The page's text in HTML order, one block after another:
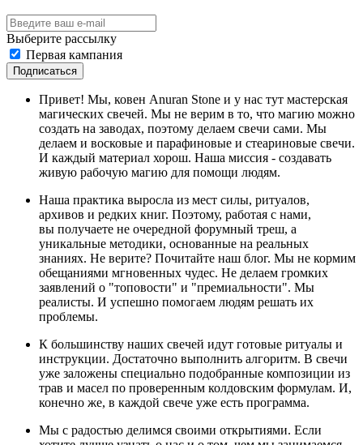
Выберите рассылку
Первая кампания
Подписаться
Привет! Мы, ковен Anuran Stone и у нас тут мастерская
магических свечей. Мы не верим в то, что магию можно
создать на заводах, поэтому делаем свечи сами. Мы
делаем и восковые и парафиновые и стеариновые свечи.
И каждый материал хорош. Наша миссия - создавать
живую рабочую магию для помощи людям.
Наша практика выросла из мест силы, ритуалов,
архивов и редких книг. Поэтому, работая с нами,
вы получаете не очередной форумный треш, а
уникальные методики, основанные на реальных
знаниях. Не верите? Почитайте наш блог. Мы не кормим
обещаниями мгновенных чудес. Не делаем громких
заявлений о "топовости" и "премиальности". Мы
реалисты. И успешно помогаем людям решать их
проблемы.
К большинству наших свечей идут готовые ритуалы и
инструкции. Достаточно выполнить алгоритм. В свечи
уже заложены специально подобранные композиции из
трав и масел по проверенным колдовским формулам. И,
конечно же, в каждой свече уже есть программа.
Мы с радостью делимся своими открытиями. Если